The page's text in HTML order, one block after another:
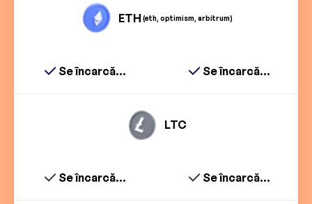
ETH (eth, optimism, arbitrum)
Se încarcă... Se încarcă...
LTC
Se încarcă... Se încarcă...